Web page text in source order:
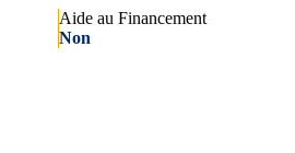
Aide au Financement
Non